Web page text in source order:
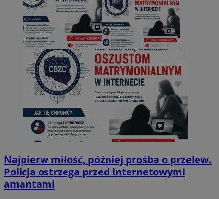
Najpierw miłość, później prośba o przelew.
Policja ostrzega przed internetowymi
amantami